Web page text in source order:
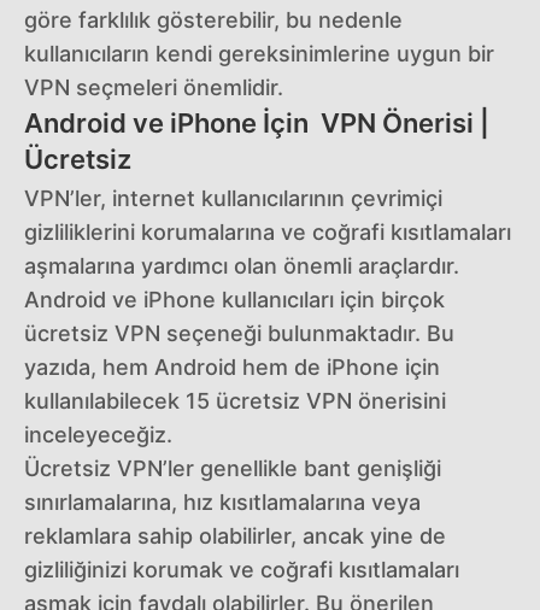
göre farklılık gösterebilir, bu nedenle
kullanıcıların kendi gereksinimlerine uygun bir
VPN seçmeleri önemlidir.
Android ve iPhone İçin VPN Önerisi |
Ücretsiz
VPN’ler, internet kullanıcılarının çevrimiçi
gizliliklerini korumalarına ve coğrafi kısıtlamaları
aşmalarına yardımcı olan önemli araçlardır.
Android ve iPhone kullanıcıları için birçok
ücretsiz VPN seçeneği bulunmaktadır. Bu
yazıda, hem Android hem de iPhone için
kullanılabilecek 15 ücretsiz VPN önerisini
inceleyeceğiz.
Ücretsiz VPN’ler genellikle bant genişliği
sınırlamalarına, hız kısıtlamalarına veya
reklamlara sahip olabilirler, ancak yine de
gizliliğinizi korumak ve coğrafi kısıtlamaları
aşmak için faydalı olabilirler. Bu önerilen